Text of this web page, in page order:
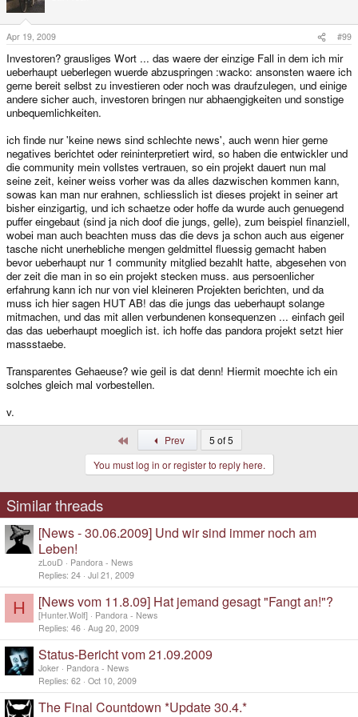
Apr 19, 2009 #99
Investoren? grausliges Wort ... das waere der einzige Fall in dem ich mir
ueberhaupt ueberlegen wuerde abzuspringen :wacko: ansonsten waere ich
gerne bereit selbst zu investieren oder noch was draufzulegen, und einige
andere sicher auch, investoren bringen nur abhaengigkeiten und sonstige
unbequemlichkeiten.
ich finde nur 'keine news sind schlechte news', auch wenn hier gerne
negatives berichtet oder reininterpretiert wird, so haben die entwickler und
die community mein vollstes vertrauen, so ein projekt dauert nun mal
seine zeit, keiner weiss vorher was da alles dazwischen kommen kann,
sowas kan man nur erahnen, schliesslich ist dieses projekt in seiner art
bisher einzigartig, und ich schaetze oder hoffe da wurde auch genuegend
puffer eingebaut (sind ja nich doof die jungs, gelle), zum beispiel finanziell,
wobei man auch beachten muss das die devs ja schon auch aus eigener
tasche nicht unerhebliche mengen geldmittel fluessig gemacht haben
bevor ueberhaupt nur 1 community mitglied bezahlt hatte, abgesehen von
der zeit die man in so ein projekt stecken muss. aus persoenlicher
erfahrung kann ich nur von viel kleineren Projekten berichten, und da
muss ich hier sagen HUT AB! das die jungs das ueberhaupt solange
mitmachen, und das mit allen verbundenen konsequenzen ... einfach geil
das das ueberhaupt moeglich ist. ich hoffe das pandora projekt setzt hier
massstaebe.
Transparentes Gehaeuse? wie geil is dat denn! Hiermit moechte ich ein
solches gleich mal vorbestellen.
v.
Prev
5 of 5
You must log in or register to reply here.
Similar threads
[News - 30.06.2009] Und wir sind immer noch am
Leben!
zLouD
Pandora - News
Replies 24 Jul 21, 2009
H [News vom 11.8.09] Hat jemand gesagt "Fangt an!"?
[Hunter.Wolf]
Pandora - News
Replies 46 Aug 20, 2009
Status-Bericht vom 21.09.2009
Joker
Pandora - News
Replies 62 Oct 10, 2009
The Final Countdown *Update 30.4.*